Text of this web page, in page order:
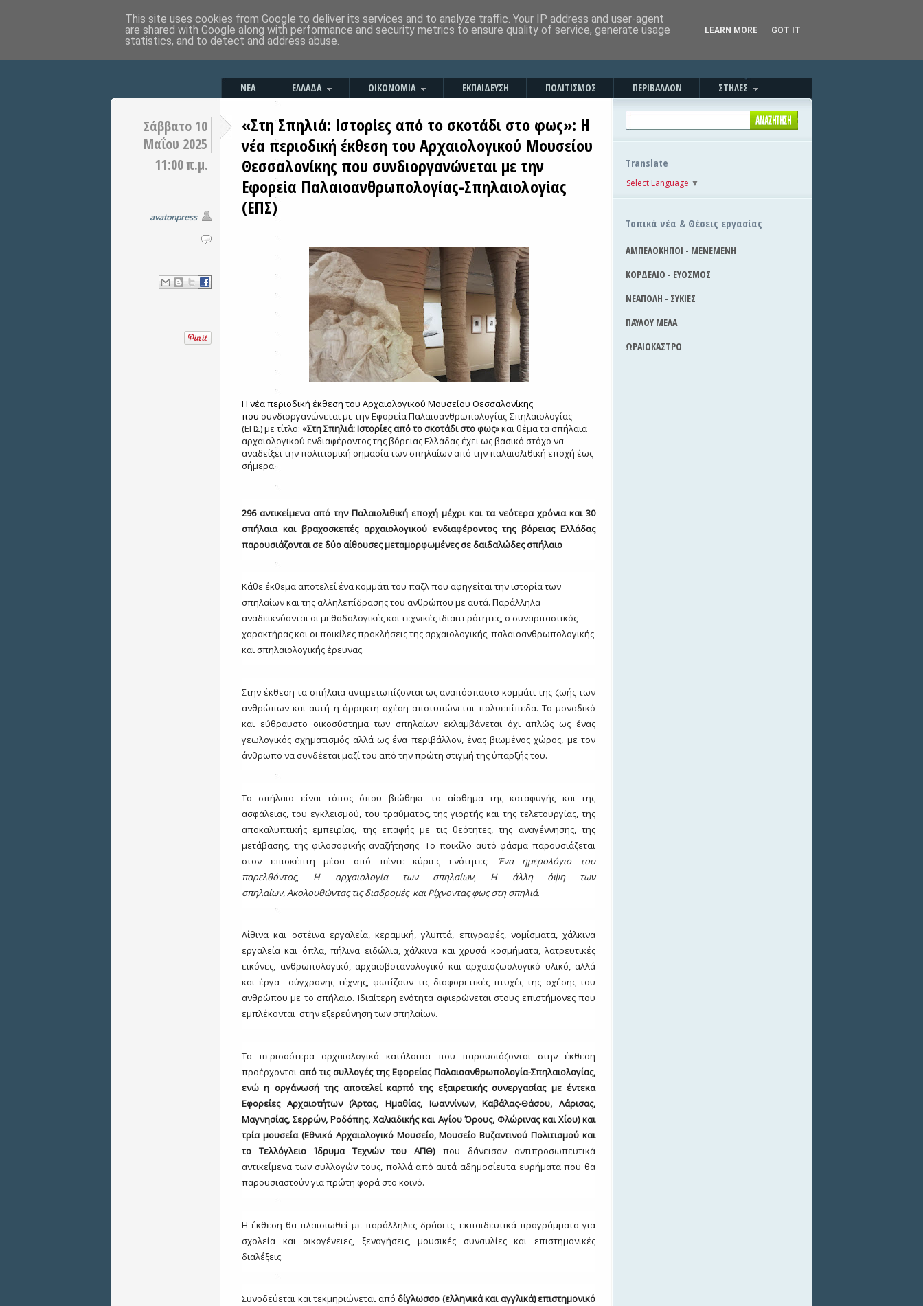
ΝΕΑ ΕΛΛΑΔΑ ΟΙΚΟΝΟΜΙΑ ΕΚΠΑΙΔΕΥΣΗ ΠΟΛΙΤΙΣΜΟΣ ΠΕΡΙΒΑΛΛΟΝ ΣΤΗΛΕΣ
Σάββατο 10
Μαΐου 2025
11:00 π.μ.
avatonpress
«Στη Σπηλιά: Ιστορίες από το σκοτάδι στο φως»: Η
νέα περιοδική έκθεση του Αρχαιολογικού Μουσείου
Θεσσαλονίκης που συνδιοργανώνεται με την
Εφορεία Παλαιοανθρωπολογίας-Σπηλαιολογίας
(ΕΠΣ)
H νέα περιοδική έκθεση του Αρχαιολογικού Μουσείου Θεσσαλονίκης
που συνδιοργανώνεται με την Εφορεία Παλαιοανθρωπολογίας-Σπηλαιολογίας
(ΕΠΣ)με τίτλο: «Στη Σπηλιά: Ιστορίες από το σκοτάδι στο φως»και θέμα τα σπήλαια
αρχαιολογικού ενδιαφέροντος της βόρειας Ελλάδας έχει ως βασικό στόχο να
αναδείξει την πολιτισμική σημασία των σπηλαίων από την παλαιολιθική εποχή έως
σήμερα.
296 αντικείμενα από την Παλαιολιθική εποχή μέχρι και τα νεότερα χρόνια και 30
σπήλαια και βραχοσκεπές αρχαιολογικού ενδιαφέροντος της βόρειας Ελλάδας
παρουσιάζονται σε δύο αίθουσες μεταμορφωμένες σε δαιδαλώδες σπήλαιο
Κάθε έκθεμα αποτελεί ένα κομμάτι του παζλ που αφηγείται την ιστορία των
σπηλαίων και της αλληλεπίδρασης του ανθρώπου με αυτά. Παράλληλα
αναδεικνύονται οι μεθοδολογικές και τεχνικές ιδιαιτερότητες, ο συναρπαστικός
χαρακτήρας και οι ποικίλες προκλήσεις της αρχαιολογικής, παλαιοανθρωπολογικής
και σπηλαιολογικής έρευνας.
Στην έκθεση τα σπήλαια αντιμετωπίζονται ως αναπόσπαστο κομμάτι της ζωής των
ανθρώπων και αυτή η άρρηκτη σχέση αποτυπώνεται πολυεπίπεδα. Το μοναδικό
και εύθραυστο οικοσύστημα των σπηλαίων εκλαμβάνεται όχι απλώς ως ένας
γεωλογικός σχηματισμός αλλά ως ένα περιβάλλον, ένας βιωμένος χώρος, με τον
άνθρωπο να συνδέεται μαζί του από την πρώτη στιγμή της ύπαρξής του.
Το σπήλαιο είναι τόπος όπου βιώθηκε το αίσθημα της καταφυγής και της
ασφάλειας, του εγκλεισμού, του τραύματος, της γιορτής και της τελετουργίας, της
αποκαλυπτικής εμπειρίας, της επαφής με τις θεότητες, της αναγέννησης, της
μετάβασης, της φιλοσοφικής αναζήτησης. Το ποικίλο αυτό φάσμα παρουσιάζεται
στον επισκέπτη μέσα από πέντε κύριες ενότητες:
Ένα ημερολόγιο του
παρελθόντος, Η αρχαιολογία των σπηλαίων, Η άλλη όψη των
σπηλαίων,Ακολουθώντας τις διαδρομές και Ρίχνοντας φως στη σπηλιά.
Λίθινα και οστέινα εργαλεία, κεραμική, γλυπτά, επιγραφές, νομίσματα, χάλκινα
εργαλεία και όπλα, πήλινα ειδώλια, χάλκινα και χρυσά κοσμήματα, λατρευτικές
εικόνες, ανθρωπολογικό, αρχαιοβοτανολογικό και αρχαιοζωολογικό υλικό, αλλά
και έργα σύγχρονης τέχνης, φωτίζουν τις διαφορετικές πτυχές της σχέσης του
ανθρώπου με το σπήλαιο. Ιδιαίτερη ενότητα αφιερώνεται στους επιστήμονες που
εμπλέκονται στην εξερεύνηση των σπηλαίων.
Τα περισσότερα αρχαιολογικά κατάλοιπα που παρουσιάζονται στην έκθεση
προέρχονται από τις συλλογές της Εφορείας Παλαιοανθρωπολογία-Σπηλαιολογίας,
ενώ η οργάνωσή της αποτελείκαρπό της εξαιρετικής συνεργασίας με έντεκα
Εφορείες Αρχαιοτήτων (Άρτας, Ημαθίας, Ιωαννίνων, Καβάλας-Θάσου, Λάρισας,
Μαγνησίας, Σερρών, Ροδόπης, Χαλκιδικής και Αγίου Όρους, Φλώρινας και Χίου) και
τρία μουσεία (Εθνικό Αρχαιολογικό Μουσείο, Μουσείο Βυζαντινού Πολιτισμού και
το Τελλόγλειο Ίδρυμα Τεχνών του ΑΠΘ)που δάνεισαν αντιπροσωπευτικά
αντικείμενα των συλλογών τους, πολλά από αυτά αδημοσίευτα ευρήματα που θα
παρουσιαστούν για πρώτη φορά στο κοινό.
Η έκθεση θα πλαισιωθεί με παράλληλες δράσεις, εκπαιδευτικά προγράμματα για
σχολεία και οικογένειες, ξεναγήσεις, μουσικές συναυλίες και επιστημονικές
διαλέξεις.
Συνοδεύεται και τεκμηριώνεται από δίγλωσσο (ελληνικά και αγγλικά)επιστημονικό
Translate
Select Language ▼
Τοπικά νέα & Θέσεις εργασίας
ΑΜΠΕΛΟΚΗΠΟΙ - ΜΕΝΕΜΕΝΗ
ΚΟΡΔΕΛΙΟ - ΕΥΟΣΜΟΣ
ΝΕΑΠΟΛΗ - ΣΥΚΙΕΣ
ΠΑΥΛΟΥ ΜΕΛΑ
ΩΡΑΙΟΚΑΣΤΡΟ
This site uses cookies from Google to deliver its services and to analyze traffic. Your IP address and user-agent
are shared with Google along with performance and security metrics to ensure quality of service, generate usage
statistics, and to detect and address abuse.
LEARN MORE GOT IT